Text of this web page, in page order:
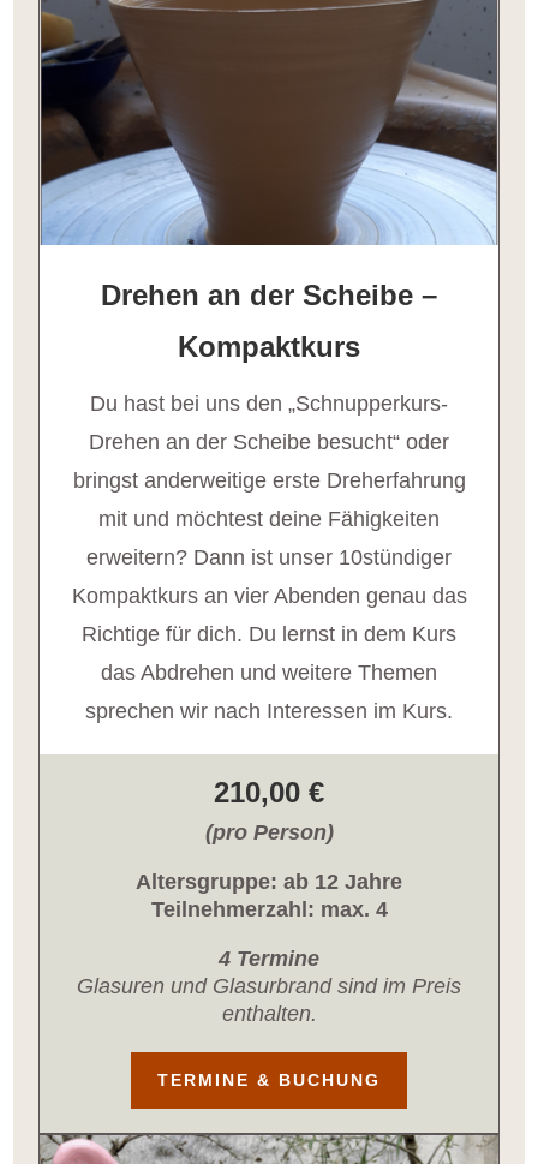
Drehen an der Scheibe –
Kompaktkurs
Du hast bei uns den „Schnupperkurs-
Drehen an der Scheibe besucht“ oder
bringst anderweitige erste Dreherfahrung
mit und möchtest deine Fähigkeiten
erweitern? Dann ist unser 10stündiger
Kompaktkurs an vier Abenden genau das
Richtige für dich. Du lernst in dem Kurs
das Abdrehen und weitere Themen
sprechen wir nach Interessen im Kurs.
210,00 €
(pro Person)
Altersgruppe: ab 12 Jahre
Teilnehmerzahl: max. 4
4 Termine
Glasuren und Glasurbrand sind im Preis
enthalten.
TERMINE & BUCHUNG